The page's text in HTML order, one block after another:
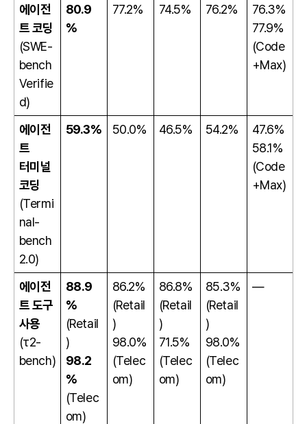
에이전
트 코딩
(SWE-
bench
Verifie
d)
80.9
%
77.2% 74.5% 76.2%
76.3%
77.9%
(Code
+Max)
에이전
트
터미널
코딩
(Termi
nal-
bench
2.0)
59.3% 50.0% 46.5% 54.2%
47.6%
58.1%
(Code
+Max)
에이전
트 도구
사용
(τ2-
bench)
88.9
%
(Retail
)
98.2
%
(Telec
om)
86.2%
(Retail
)
98.0%
(Telec
om)
86.8%
(Retail
)
71.5%
(Telec
om)
85.3%
(Retail
)
98.0%
(Telec
om)
—